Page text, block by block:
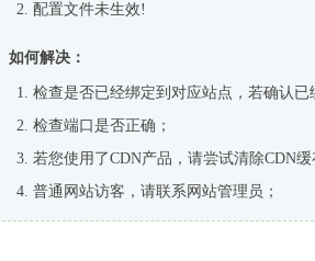
配置文件未生效!
如何解决：
检查是否已经绑定到对应站点，若确认已
检查端口是否正确；
若您使用了CDN产品，请尝试清除CDN缓
普通网站访客，请联系网站管理员；